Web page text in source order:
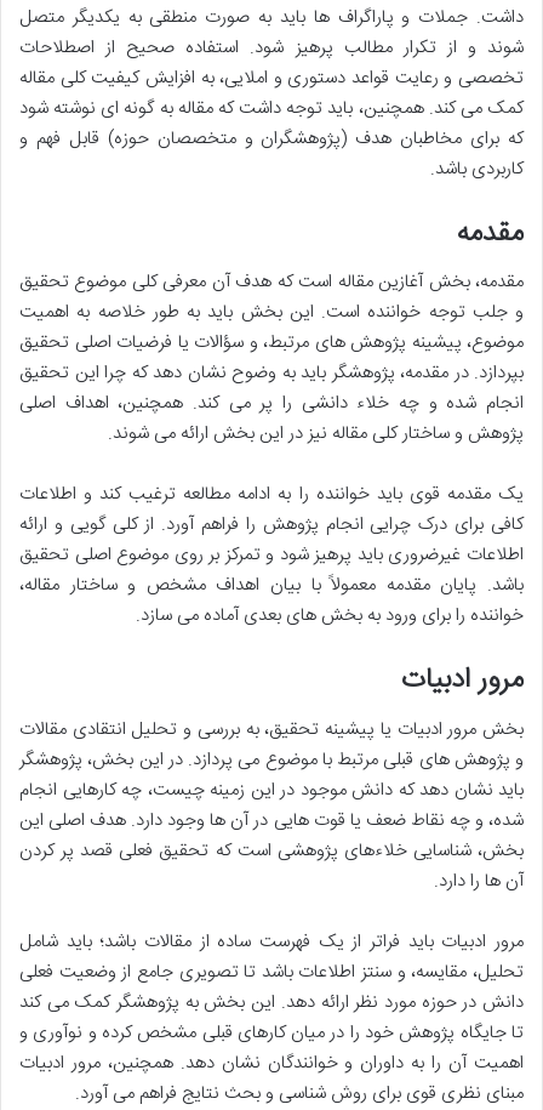
داشت. جملات و پاراگراف ها باید به صورت منطقی به یکدیگر متصل
شوند و از تکرار مطالب پرهیز شود. استفاده صحیح از اصطلاحات
تخصصی و رعایت قواعد دستوری و املایی، به افزایش کیفیت کلی مقاله
کمک می کند. همچنین، باید توجه داشت که مقاله به گونه ای نوشته شود
که برای مخاطبان هدف (پژوهشگران و متخصصان حوزه) قابل فهم و
کاربردی باشد.
مقدمه
مقدمه، بخش آغازین مقاله است که هدف آن معرفی کلی موضوع تحقیق
و جلب توجه خواننده است. این بخش باید به طور خلاصه به اهمیت
موضوع، پیشینه پژوهش های مرتبط، و سؤالات یا فرضیات اصلی تحقیق
بپردازد. در مقدمه، پژوهشگر باید به وضوح نشان دهد که چرا این تحقیق
انجام شده و چه خلاء دانشی را پر می کند. همچنین، اهداف اصلی
پژوهش و ساختار کلی مقاله نیز در این بخش ارائه می شوند.
یک مقدمه قوی باید خواننده را به ادامه مطالعه ترغیب کند و اطلاعات
کافی برای درک چرایی انجام پژوهش را فراهم آورد. از کلی گویی و ارائه
اطلاعات غیرضروری باید پرهیز شود و تمرکز بر روی موضوع اصلی تحقیق
باشد. پایان مقدمه معمولاً با بیان اهداف مشخص و ساختار مقاله،
خواننده را برای ورود به بخش های بعدی آماده می سازد.
مرور ادبیات
بخش مرور ادبیات یا پیشینه تحقیق، به بررسی و تحلیل انتقادی مقالات
و پژوهش های قبلی مرتبط با موضوع می پردازد. در این بخش، پژوهشگر
باید نشان دهد که دانش موجود در این زمینه چیست، چه کارهایی انجام
شده، و چه نقاط ضعف یا قوت هایی در آن ها وجود دارد. هدف اصلی این
بخش، شناسایی خلاءهای پژوهشی است که تحقیق فعلی قصد پر کردن
آن ها را دارد.
مرور ادبیات باید فراتر از یک فهرست ساده از مقالات باشد؛ باید شامل
تحلیل، مقایسه، و سنتز اطلاعات باشد تا تصویری جامع از وضعیت فعلی
دانش در حوزه مورد نظر ارائه دهد. این بخش به پژوهشگر کمک می کند
تا جایگاه پژوهش خود را در میان کارهای قبلی مشخص کرده و نوآوری و
اهمیت آن را به داوران و خوانندگان نشان دهد. همچنین، مرور ادبیات
مبنای نظری قوی برای روش شناسی و بحث نتایج فراهم می آورد.